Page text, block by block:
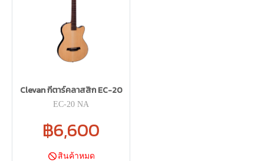
Clevan กีตาร์คลาสสิก EC-20
EC-20 NA
฿6,600
สินค้าหมด